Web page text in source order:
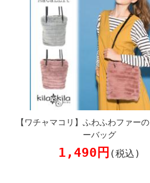
【ワチャマコリ】ふわふわファー
ーバッグ
1,490円 (税込)